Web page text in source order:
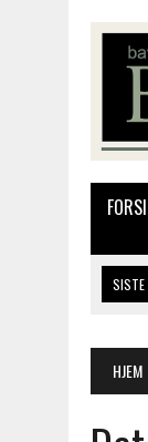
SISTE
6.
8.
HJEM